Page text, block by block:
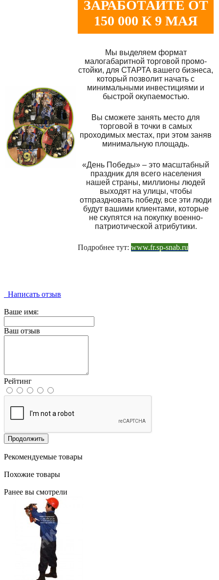
ЗАРАБОТАЙТЕ ОТ
150 000 К 9 МАЯ
Мы выделяем формат
малогабаритной торговой промо-
стойки, для СТАРТА вашего бизнеса,
который позволит начать с
минимальными инвестициями и
быстрой окупаемостью.
Вы сможете занять место для
торговой в точки в самых
проходимых местах, при этом заняв
минимальную площадь.
«День Победы» – это масштабный
праздник для всего населения
нашей страны, миллионы людей
выходят на улицы, чтобы
отпраздновать победу, все эти люди
будут вашими клиентами, которые
не скупятся на покупку военно-
патриотической атрибутики.
Подробнее тут: www.fr.sp-snab.ru
Написать отзыв
Ваше имя:
Ваш отзыв
Рейтинг
Продолжить
Рекомендуемые товары
Похожие товары
Ранее вы смотрели